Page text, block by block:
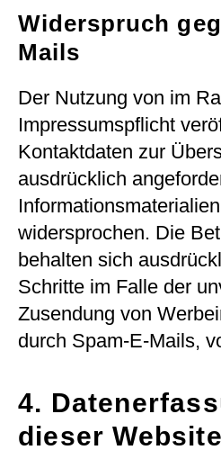
Widerspruch
Mails
Der Nutzung von im
Impressumspflicht
Kontaktdaten zur
ausdrücklich
widersprochen. Die
behalten sich
Schritte im Falle der
Zusendung von
durch Spam-E-Mails,
4.
dieser Website